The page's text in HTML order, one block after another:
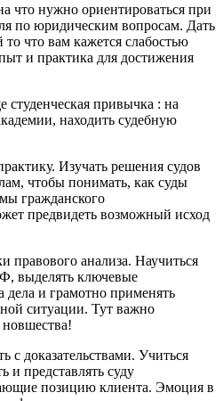
что нужно ориентироваться при
по юридическим вопросам. Дать
что вам кажется слабостью
и практика для достижения
привычка : на
находить судебную
Изучать решения судов
чтобы понимать, как суды
гражданского
предвидеть возможный исход
правового анализа. Научиться
выделять ключевые
дела и грамотно применять
ситуации. Тут важно
новшества!
с доказательствами. Учиться
и представлять суду
позицию клиента. Эмоция в